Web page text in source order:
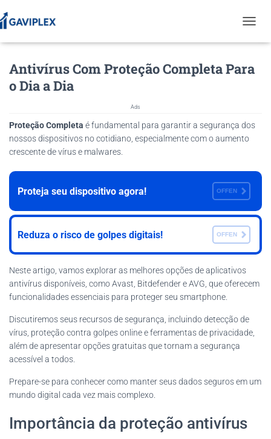
O
G
L
V
Antivírus Com Proteção Completa Para
o Dia a Dia
Ads
Proteção Completa é fundamental para garantir a segurança dos
nossos dispositivos no cotidiano, especialmente com o aumento
crescente de vírus e malwares.
Proteja seu dispositivo agora! OFFEN
Reduza o risco de golpes digitais! OFFEN
Neste artigo, vamos explorar as melhores opções de aplicativos
antivírus disponíveis, como Avast, Bitdefender e AVG, que oferecem
funcionalidades essenciais para proteger seu smartphone.
Discutiremos seus recursos de segurança, incluindo detecção de
vírus, proteção contra golpes online e ferramentas de privacidade,
além de apresentar opções gratuitas que tornam a segurança
acessível a todos.
Prepare-se para conhecer como manter seus dados seguros em um
mundo digital cada vez mais complexo.
Importância da proteção antivírus